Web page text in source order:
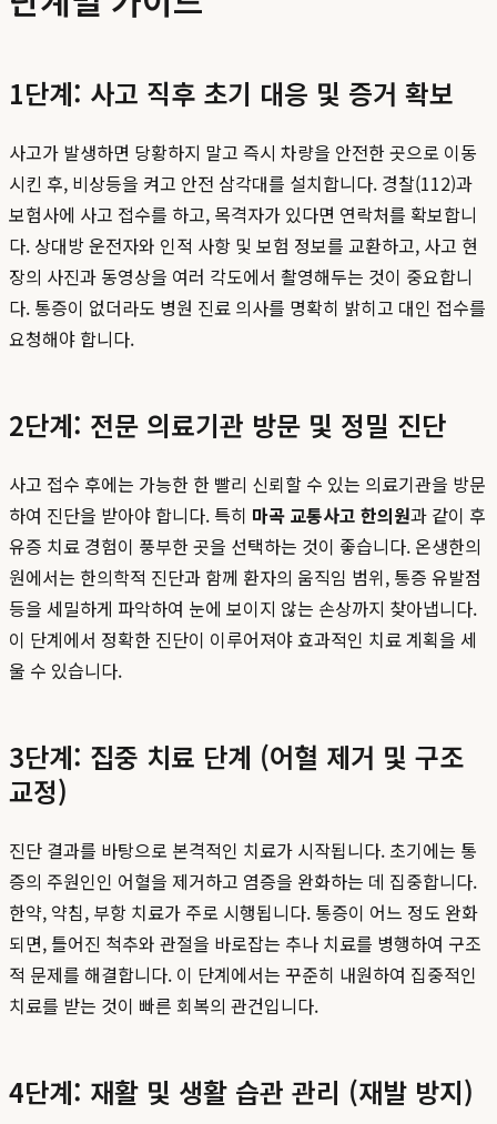
1단계: 사고 직후 초기 대응 및 증거 확보
사고가 발생하면 당황하지 말고 즉시 차량을 안전한 곳으로 이동
시킨 후, 비상등을 켜고 안전 삼각대를 설치합니다. 경찰(112)과
보험사에 사고 접수를 하고, 목격자가 있다면 연락처를 확보합니
다. 상대방 운전자와 인적 사항 및 보험 정보를 교환하고, 사고 현
장의 사진과 동영상을 여러 각도에서 촬영해두는 것이 중요합니
다. 통증이 없더라도 병원 진료 의사를 명확히 밝히고 대인 접수를
요청해야 합니다.
2단계: 전문 의료기관 방문 및 정밀 진단
사고 접수 후에는 가능한 한 빨리 신뢰할 수 있는 의료기관을 방문
하여 진단을 받아야 합니다. 특히 마곡 교통사고 한의원과 같이 후
유증 치료 경험이 풍부한 곳을 선택하는 것이 좋습니다. 온생한의
원에서는 한의학적 진단과 함께 환자의 움직임 범위, 통증 유발점
등을 세밀하게 파악하여 눈에 보이지 않는 손상까지 찾아냅니다.
이 단계에서 정확한 진단이 이루어져야 효과적인 치료 계획을 세
울 수 있습니다.
3단계: 집중 치료 단계 (어혈 제거 및 구조
교정)
진단 결과를 바탕으로 본격적인 치료가 시작됩니다. 초기에는 통
증의 주원인인 어혈을 제거하고 염증을 완화하는 데 집중합니다.
한약, 약침, 부항 치료가 주로 시행됩니다. 통증이 어느 정도 완화
되면, 틀어진 척추와 관절을 바로잡는 추나 치료를 병행하여 구조
적 문제를 해결합니다. 이 단계에서는 꾸준히 내원하여 집중적인
치료를 받는 것이 빠른 회복의 관건입니다.
4단계: 재활 및 생활 습관 관리 (재발 방지)